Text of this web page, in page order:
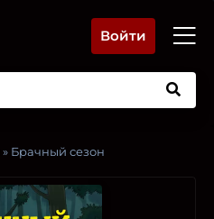
Войти
» Брачный сезон